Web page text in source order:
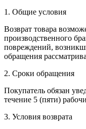
1. Общие условия
Возврат товара
производственного
повреждений,
обращения
2. Сроки обращения
Покупатель обязан
течение 5 (пяти)
3. Условия возврата